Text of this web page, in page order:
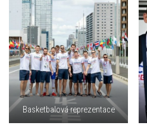
Basketbalová reprezentace